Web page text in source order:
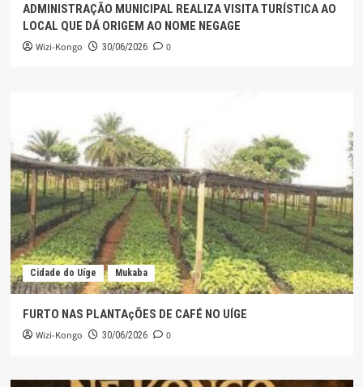
ADMINISTRAÇÃO MUNICIPAL REALIZA VISITA TURÍSTICA AO
LOCAL QUE DÁ ORIGEM AO NOME NEGAGE
Wizi-Kongo 30/06/2026 0
Cidade do Uíge Mukaba
FURTO NAS PLANTAçÕES DE CAFÉ NO UÍGE
Wizi-Kongo 30/06/2026 0